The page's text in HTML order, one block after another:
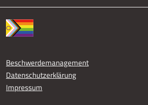
Fußzeile
Beschwerdemanagement
Datenschutzerklärung
Impressum